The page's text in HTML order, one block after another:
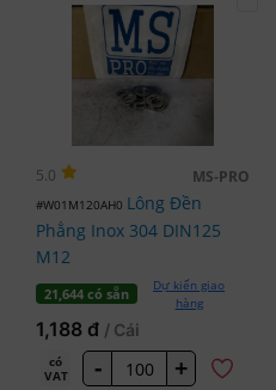
5.0 MS-PRO
#W01M120AH0 Lông Đền
Phẳng Inox 304 DIN125
M12
21,644 có sẵn
Dự kiến giao
hàng
1,188 đ / Cái
có
VAT
- +